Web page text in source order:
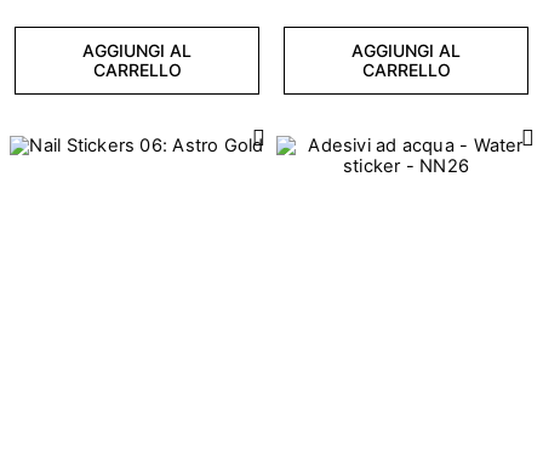
AGGIUNGI AL
CARRELLO
AGGIUNGI AL
CARRELLO